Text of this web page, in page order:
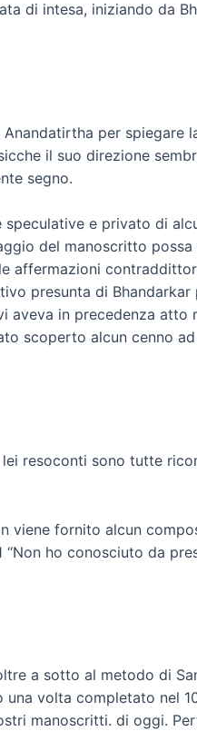
di intesa, iniziando da
per spiegare
il suo direzione
segno.
e privato di
del manoscritto
affermazioni
presunta di Bhandarkar
aveva in precedenza
scoperto alcun cenno
resoconti sono tutte
viene fornito alcun
ho conosciuto da
a sotto al metodo di
volta completato nel
manoscritti. di oggi.